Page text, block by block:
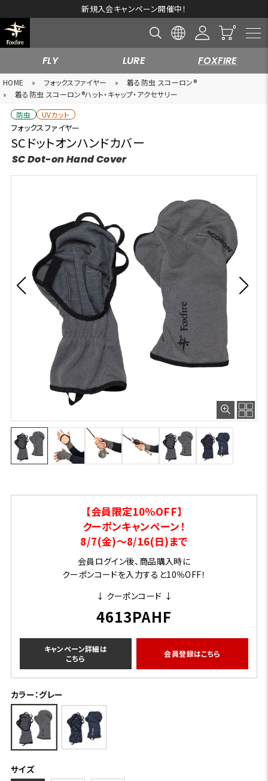
新規入会キャンペーン開催中！
FLY LURE FOXFIRE
HOME » フォックスファイヤー »
着る防虫 スコーロン®
»
着る防虫 スコーロン®ハット・キャップ・アクセサリー
防虫
UVカット
フォックスファイヤー
SCドットオンハンドカバー
SC Dot-on Hand Cover
【会員限定10％OFF】
クーポンキャンペーン！
8/7(金)～8/16(日)まで
会員ログイン後、商品購入時に
クーポンコードを入力すると10％OFF！
↓ クーポンコード ↓
4613PAHF
キャンペーン詳細は
こちら
会員登録はこちら
カラー：グレー
サイズ